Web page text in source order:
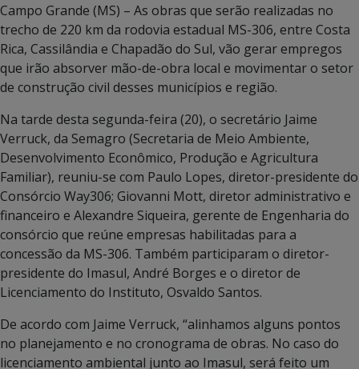
Campo Grande (MS) – As obras que serão realizadas no
trecho de 220 km da rodovia estadual MS-306, entre Costa
Rica, Cassilândia e Chapadão do Sul, vão gerar empregos
que irão absorver mão-de-obra local e movimentar o setor
de construção civil desses municípios e região.
Na tarde desta segunda-feira (20), o secretário Jaime
Verruck, da Semagro (Secretaria de Meio Ambiente,
Desenvolvimento Econômico, Produção e Agricultura
Familiar), reuniu-se com Paulo Lopes, diretor-presidente do
Consórcio Way306; Giovanni Mott, diretor administrativo e
financeiro e Alexandre Siqueira, gerente de Engenharia do
consórcio que reúne empresas habilitadas para a
concessão da MS-306. Também participaram o diretor-
presidente do Imasul, André Borges e o diretor de
Licenciamento do Instituto, Osvaldo Santos.
De acordo com Jaime Verruck, “alinhamos alguns pontos
no planejamento e no cronograma de obras. No caso do
licenciamento ambiental junto ao Imasul, será feito um